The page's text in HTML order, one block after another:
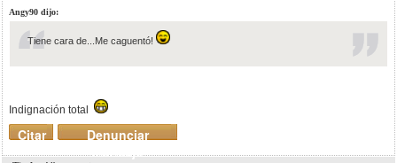
Angy90 dijo:
Tiene cara de...Me caguentó!
Indignación total
Denunciar
mensaje
Citar